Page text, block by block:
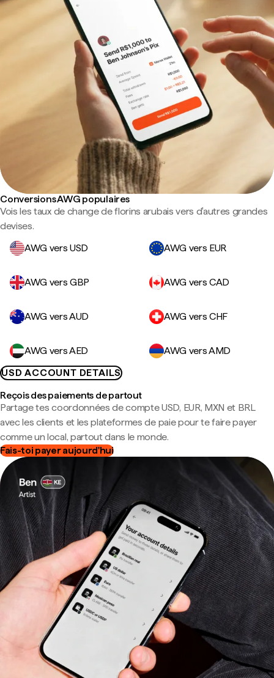
Conversions AWG populaires
Vois les taux de change de florins arubais vers d'autres grandes
devises.
AWG vers USD
AWG vers EUR
AWG vers GBP AWG vers CAD
AWG vers AUD AWG vers CHF
AWG vers AED
AWG vers AMD
USD ACCOUNT DETAILS
Reçois des paiements de partout
Partage tes coordonnées de compte USD, EUR, MXN et BRL
avec les clients et les plateformes de paie pour te faire payer
comme un local, partout dans le monde.
Fais-toi payer aujourd'hui